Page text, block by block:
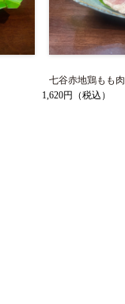
七谷赤地鶏もも肉
1,620円 （税込）